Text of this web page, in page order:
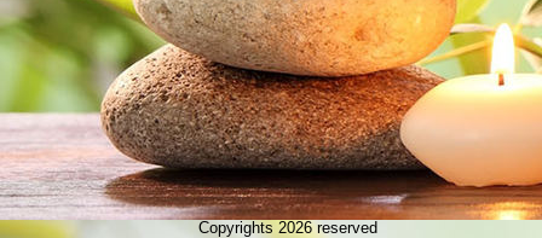
Copyrights 2026 reserved